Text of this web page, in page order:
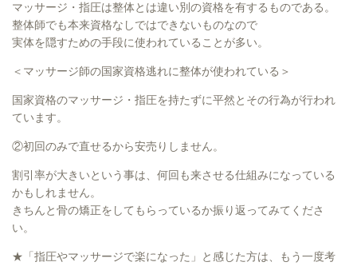
マッサージ・指圧は整体とは違い別の資格を有するものである。
整体師でも本来資格なしではできないものなので
実体を隠すための手段に使われていることが多い。
＜マッサージ師の国家資格逃れに整体が使われている＞
国家資格のマッサージ・指圧を持たずに平然とその行為が行われ
ています。
②初回のみで直せるから安売りしません。
割引率が大きいという事は、何回も来させる仕組みになっている
かもしれません。
きちんと骨の矯正をしてもらっているか振り返ってみてくださ
い。
★「指圧やマッサージで楽になった」と感じた方は、もう一度考